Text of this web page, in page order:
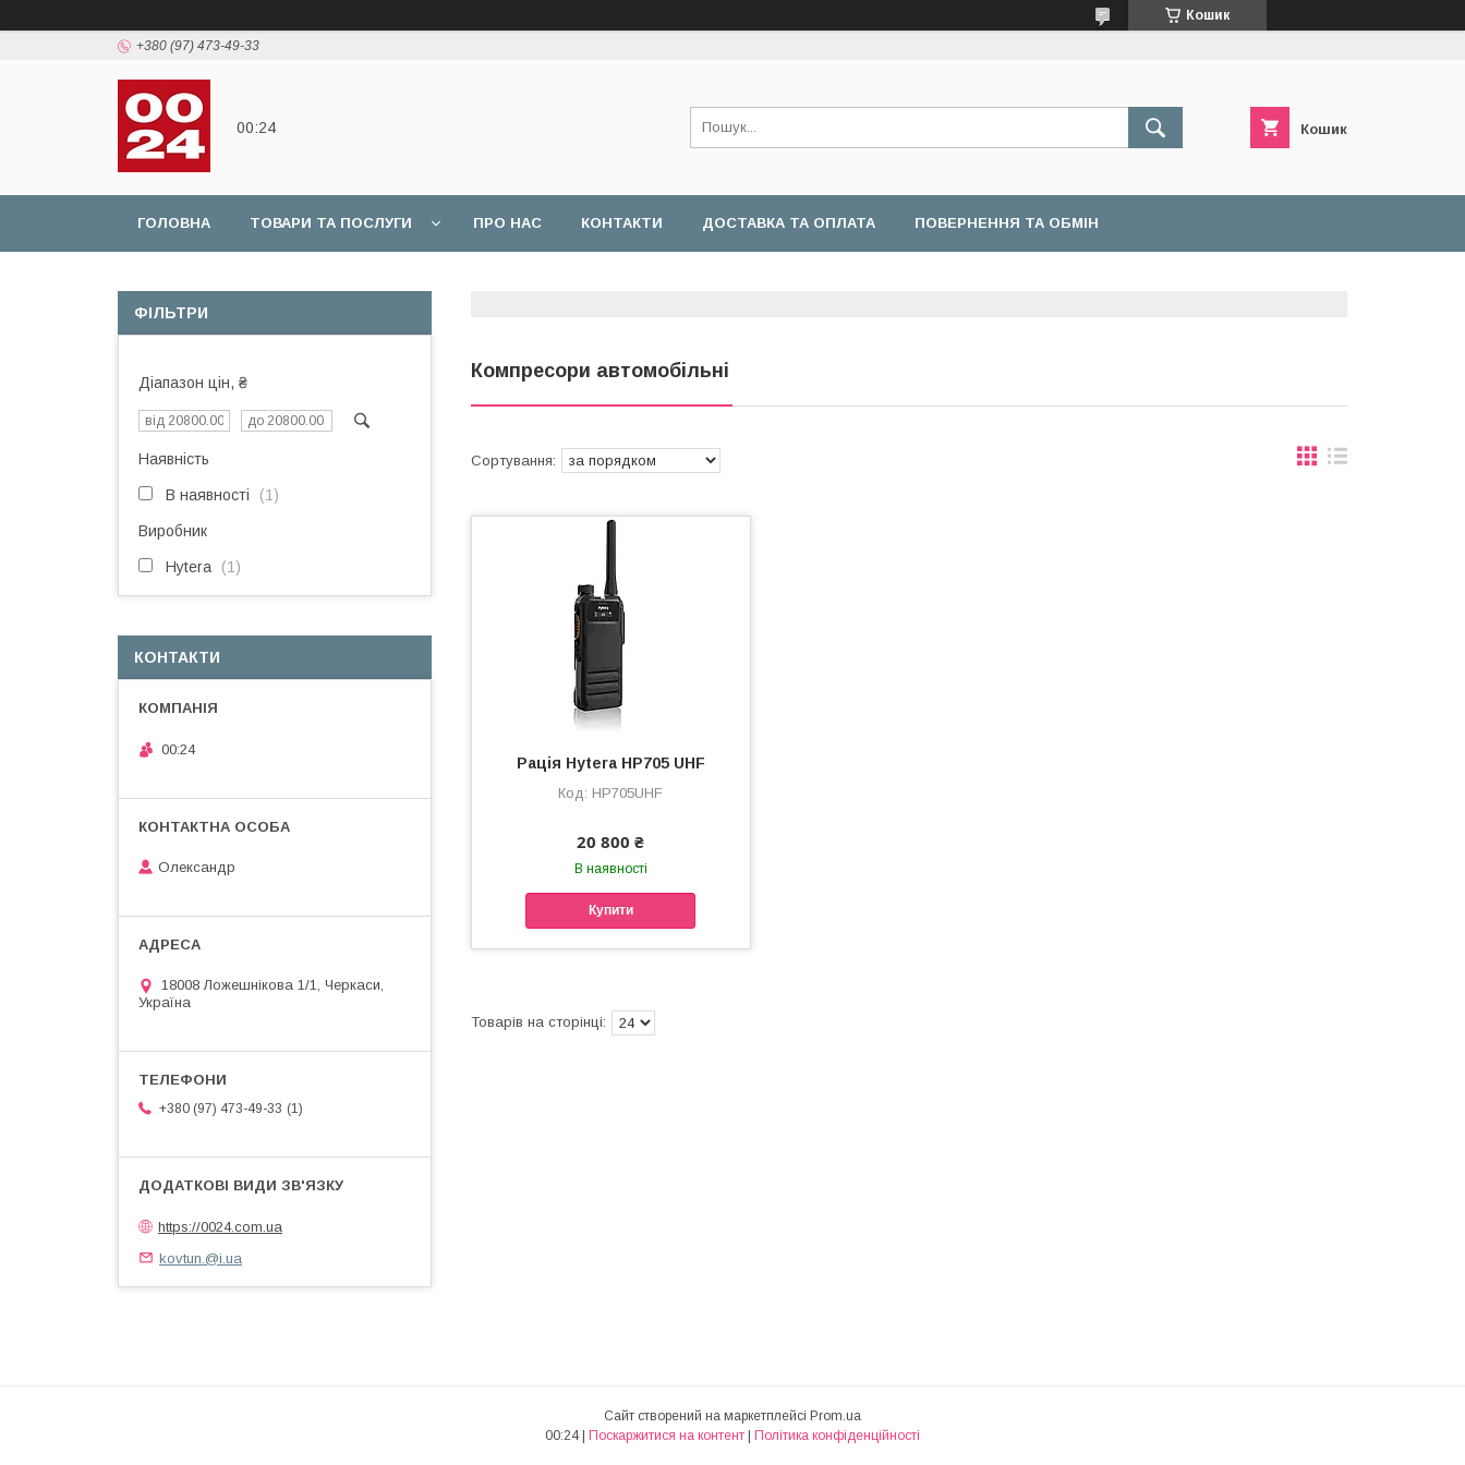
Кошик
+380 (97) 473-49-33
00:24 Кошик
ГОЛОВНА ТОВАРИ ТА ПОСЛУГИ ПРО НАС КОНТАКТИ ДОСТАВКА ТА ОПЛАТА ПОВЕРНЕННЯ ТА ОБМІН
Компресори автомобільні
Рація Hytera HP705 UHF
HP705UHF
20 800 ₴
В наявності
Купити
ФІЛЬТРИ
Діапазон цін, ₴
Наявність
В наявності 1
Виробник
Hytera 1
КОНТАКТИ
00:24
Олександр
18008 Ложешнікова 1/1, Черкаси,
Україна
+380 (97) 473-49-33 1
https://0024.com.ua
kovtun.@i.ua
Сайт створений на маркетплейсі Prom.ua
Поскаржитися на контент Політика конфіденційності